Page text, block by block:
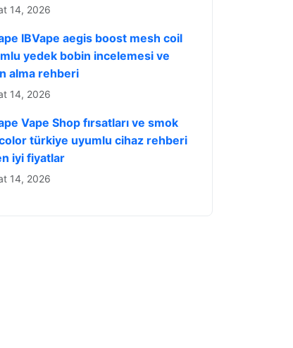
14, 2026
IBVape aegis boost mesh coil
yedek bobin incelemesi ve
alma rehberi
14, 2026
Vape Shop fırsatları ve smok
türkiye uyumlu cihaz rehberi
iyi fiyatlar
14, 2026